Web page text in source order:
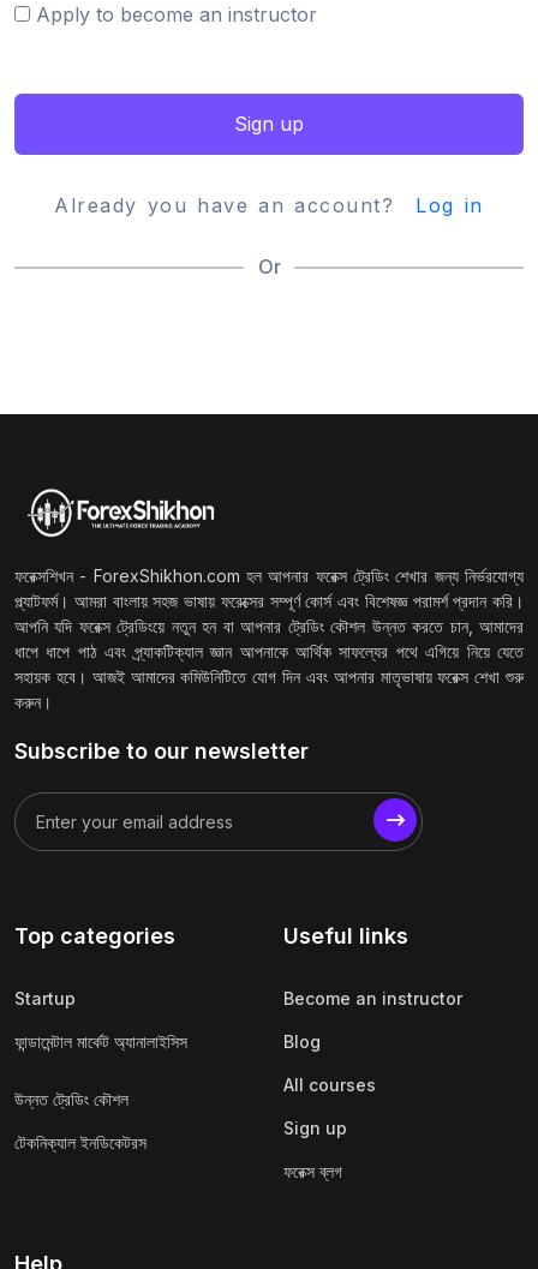
Apply to become an instructor
Sign up
Already you have an account? Log in
Or
ফরেক্সশিখন - ForexShikhon.com হল আপনার ফরেক্স ট্রেডিং শেখার জন্য নির্ভরযোগ্য
প্ল্যাটফর্ম। আমরা বাংলায় সহজ ভাষায় ফরেক্সের সম্পূর্ণ কোর্স এবং বিশেষজ্ঞ পরামর্শ প্রদান করি।
আপনি যদি ফরেক্স ট্রেডিংয়ে নতুন হন বা আপনার ট্রেডিং কৌশল উন্নত করতে চান, আমাদের
ধাপে ধাপে পাঠ এবং প্র্যাকটিক্যাল জ্ঞান আপনাকে আর্থিক সাফল্যের পথে এগিয়ে নিয়ে যেতে
সহায়ক হবে। আজই আমাদের কমিউনিটিতে যোগ দিন এবং আপনার মাতৃভাষায় ফরেক্স শেখা শুরু
করুন।
Subscribe to our newsletter
Top categories
Startup
ফান্ডামেন্টাল মার্কেট অ্যানালাইসিস
উন্নত ট্রেডিং কৌশল
টেকনিক্যাল ইনডিকেটরস
Useful links
Become an instructor
Blog
All courses
Sign up
ফরেক্স ব্লগ
Help